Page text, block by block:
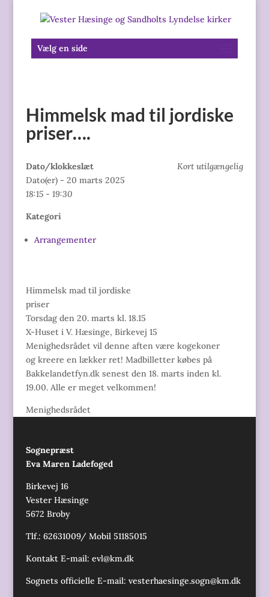
Vælg en side
Himmelsk mad til jordiske
priser….
Kort utilgængelig
Dato/klokkeslæt
Dato(er) - 20 marts 2025
18:15 - 19:30
Kategori
Arrangementer
Himmelsk mad til jordiske
priser
Torsdag den 20. marts kl. 18.15
X-Huset i V. Hæsinge, Birkevej 15
Menighedsrådet vil denne aften være kogekoner
og kreere en lækker ret! Madbilletter købes på
Bakkelandetfyn.dk senest den 18. marts inden kl.
19.00. Alle er meget velkommen!
Menighedsrådet
Sognepræst
Eva Maren Ladefoged
Birkevej 16
Vester Hæsinge
5672 Broby
Tlf.: 62631009/ Mobil 51185015
Kontakt E-mail: evl@km.dk
Sognets officielle E-mail: vesterhaesinge.sogn@km.dk